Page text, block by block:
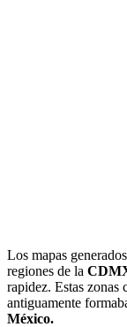
Los mapas
regiones de la
rapidez. Estas zonas
antiguamente
México.